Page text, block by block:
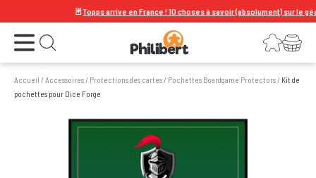
Topps arrive en France ! 10 choses à savoir (absolument) sur le
Ouvrir le menu Ouvrir la recherche Connexion
Votre panier
Accueil /Accessoires/ Protections des cartes/ Pochettes Boardgame Protectors/ Kit de
pochettes pour Dice Forge